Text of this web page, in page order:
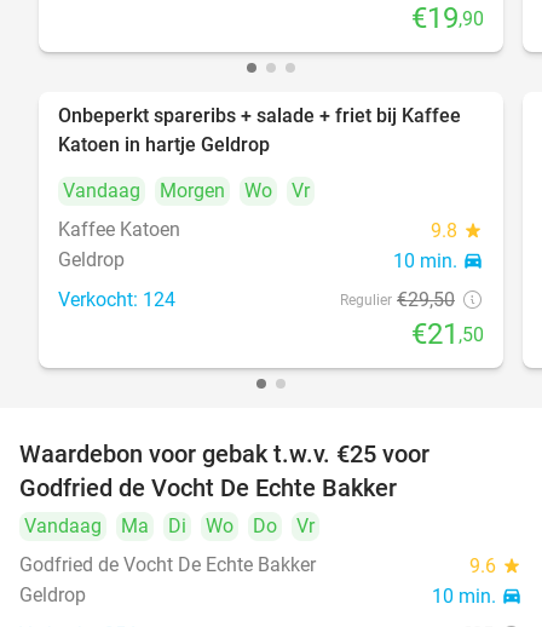
€19,90
27%
Onbeperkt spareribs + salade + friet bij Kaffee
Katoen in hartje Geldrop
Vandaag
Morgen Wo
Vr
Kaffee Katoen
9.8 star
Geldrop 10 min. directions_car
Verkocht: 124 Regulier €29,50
€21 ,50
Waardebon voor gebak t.w.v. €25 voor
Godfried de Vocht De Echte Bakker
Vandaag Ma Di Wo Do
Vr
Godfried de Vocht De Echte Bakker
9.6 star
Geldrop 10 min. directions_car